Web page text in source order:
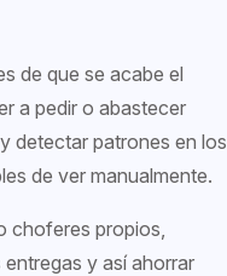
de que se acabe el
a pedir o abastecer
detectar patrones en los
de ver manualmente.
choferes propios,
y así ahorrar